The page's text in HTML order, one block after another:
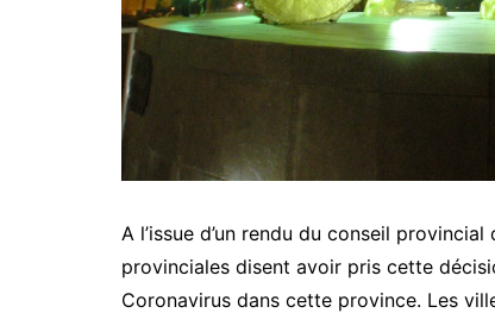
A l’issue d’un rendu du conseil
provinciales disent avoir pris cette
Coronavirus dans cette province. Les